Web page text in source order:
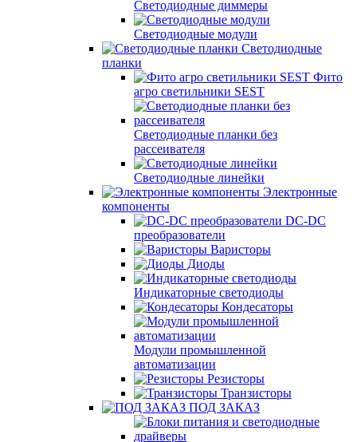
Светодиодные диммеры
Светодиодные модули
Светодиодные
планки
Фито
агро светильники SEST
Светодиодные планки без
рассеивателя
Светодиодные линейки
Электронные
компоненты
DC-DC
преобразователи
Варисторы
Диоды
Индикаторные светодиоды
Кондесаторы
Модули промышленной
автоматизации
Резисторы
Транзисторы
ПОД ЗАКАЗ